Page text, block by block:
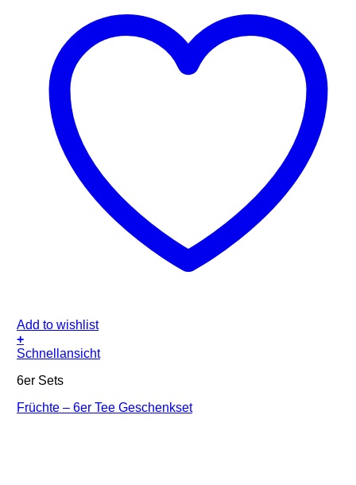
Add to wishlist
+
Schnellansicht
6er Sets
Früchte – 6er Tee Geschenkset